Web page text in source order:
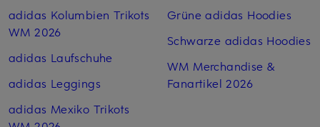
adidas Kolumbien Trikots
WM 2026
adidas Laufschuhe
adidas Leggings
adidas Mexiko Trikots
Grüne adidas Hoodies
Schwarze adidas Hoodies
WM Merchandise &
Fanartikel 2026